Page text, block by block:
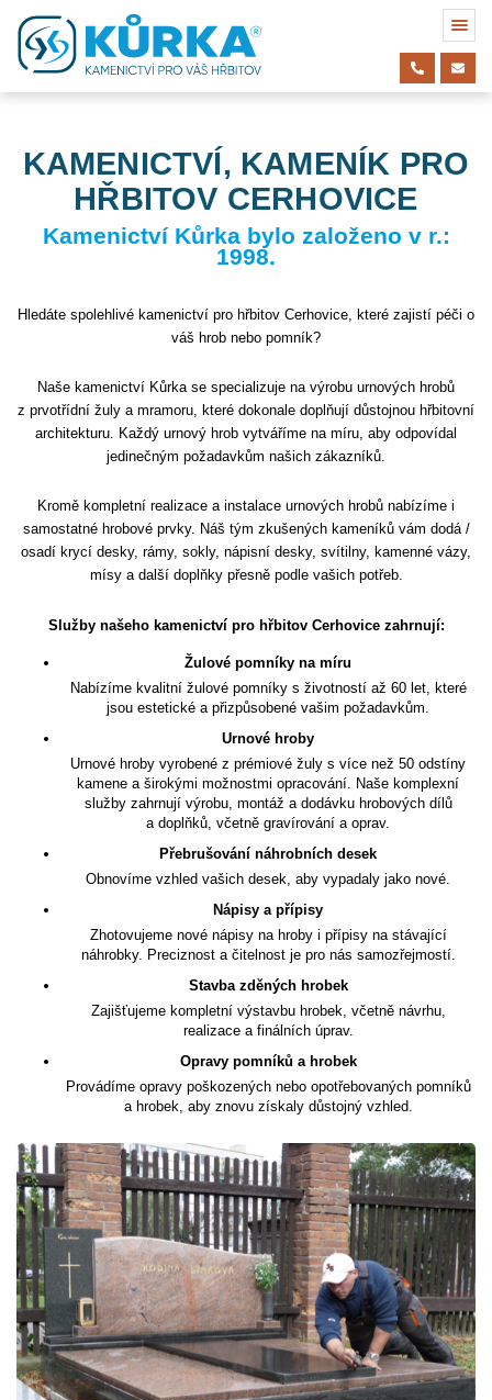
KAMENICTVÍ, KAMENÍK PRO
HŘBITOV CERHOVICE
Kamenictví Kůrka bylo založeno v r.:
1998.
Hledáte spolehlivé kamenictví pro hřbitov Cerhovice, které zajistí péči o
váš hrob nebo pomník?
Naše kamenictví Kůrka se specializuje na výrobu urnových hrobů
z prvotřídní žuly a mramoru, které dokonale doplňují důstojnou hřbitovní
architekturu. Každý urnový hrob vytváříme na míru, aby odpovídal
jedinečným požadavkům našich zákazníků.
Kromě kompletní realizace a instalace urnových hrobů nabízíme i
samostatné hrobové prvky. Náš tým zkušených kameníků vám dodá /
osadí krycí desky, rámy, sokly, nápisní desky, svítilny, kamenné vázy,
mísy a další doplňky přesně podle vašich potřeb.
Služby našeho kamenictví pro hřbitov Cerhovice zahrnují:
Žulové pomníky na míru
Nabízíme kvalitní žulové pomníky s životností až 60 let, které
jsou estetické a přizpůsobené vašim požadavkům.
Urnové hroby
Urnové hroby vyrobené z prémiové žuly s více než 50 odstíny
kamene a širokými možnostmi opracování. Naše komplexní
služby zahrnují výrobu, montáž a dodávku hrobových dílů
a doplňků, včetně gravírování a oprav.
Přebrušování náhrobních desek
Obnovíme vzhled vašich desek, aby vypadaly jako nové.
Nápisy a přípisy
Zhotovujeme nové nápisy na hroby i přípisy na stávající
náhrobky. Preciznost a čitelnost je pro nás samozřejmostí.
Stavba zděných hrobek
Zajišťujeme kompletní výstavbu hrobek, včetně návrhu,
realizace a finálních úprav.
Opravy pomníků a hrobek
Provádíme opravy poškozených nebo opotřebovaných pomníků
a hrobek, aby znovu získaly důstojný vzhled.